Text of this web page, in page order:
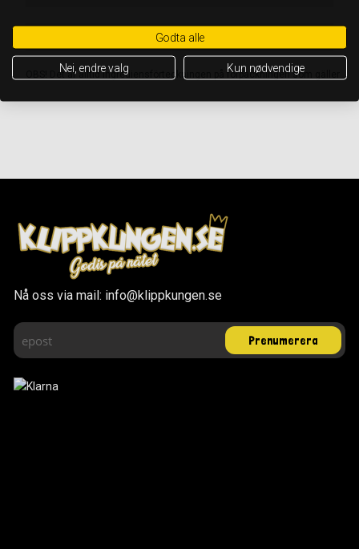
Näringsinnehåll per 100 ml
OBS! Det är alltid ingrediensförteckningen på förpackningen som gäller
Nå oss via mail: info@klippkungen.se
Godta alle
Nei, endre valg Kun nødvendige